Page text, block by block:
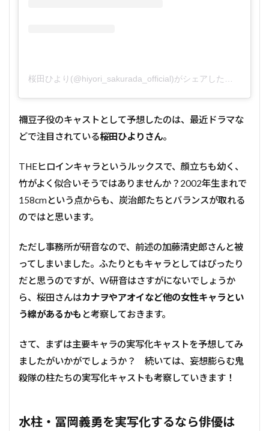
禰󠄀豆子役のキャストとして予想したのは、最近ドラマな
どで注目されている桜田ひよりさん。
THEヒロインキャラというルックスで、顔立ちも幼く、
竹がよく似合いそうではありませんか？2002年生まれで
158cmという点からも、炭治郎たちとバランスが取れる
のではと思います。
ただし事務所が研音なので、前述の加藤清史郎さんと被
ってしまいました。ふたりともキャラとしてはぴったり
だと思うのですが、W研音はさすがにないでしょうか
ら、桜田さんはカナヲやアオイなど他の女性キャラとい
う線があるかも と考察しておきます。
さて、まずは主要キャラの実写化キャストを予想してみ
ましたがいかがでしょうか？ 続いては、妄想膨らむ鬼
殺隊の柱たちの実写化キャストも考察していきます！
水柱・冨岡義勇を実写化するなら俳優は